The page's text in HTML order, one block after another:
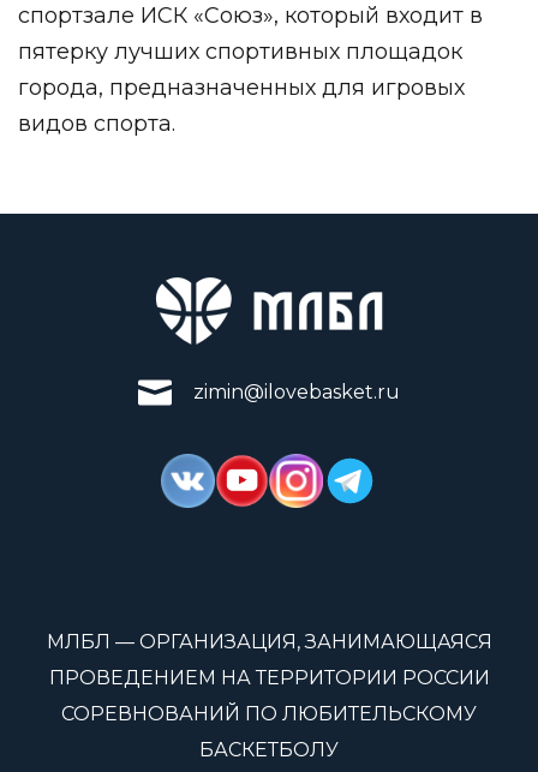
спортзале ИСК «Союз», который входит в
пятерку лучших спортивных площадок
города, предназначенных для игровых
видов спорта.
zimin@ilovebasket.ru
МЛБЛ — ОРГАНИЗАЦИЯ, ЗАНИМАЮЩАЯСЯ
ПРОВЕДЕНИЕМ НА ТЕРРИТОРИИ РОССИИ
СОРЕВНОВАНИЙ ПО ЛЮБИТЕЛЬСКОМУ
БАСКЕТБОЛУ